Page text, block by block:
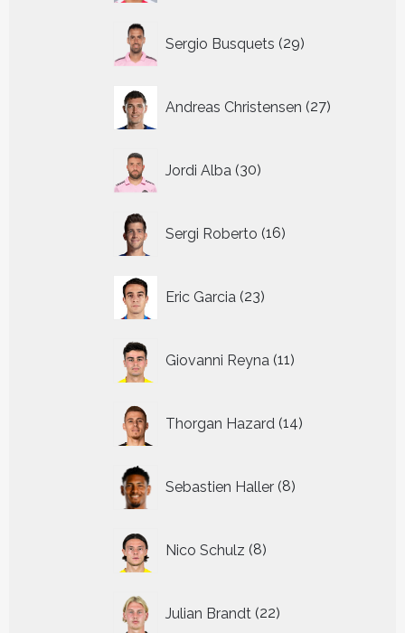
Sergio Busquets 29
producten
Andreas Christensen 27
producten
Jordi Alba 30
producten
Sergi Roberto 16
producten
Eric Garcia 23
producten
Giovanni Reyna 11
producten
Thorgan Hazard 14
producten
Sebastien Haller 8
producten
Nico Schulz 8
producten
Julian Brandt 22
producten